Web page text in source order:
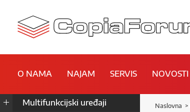
O NAMA NAJAM SERVIS NOVOSTI
Multifunkcijski uređaji
Naslovna